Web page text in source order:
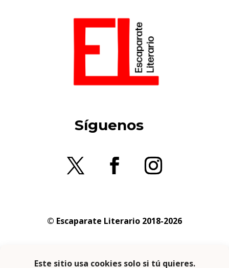
Síguenos
© Escaparate Literario 2018-2026
privacidad